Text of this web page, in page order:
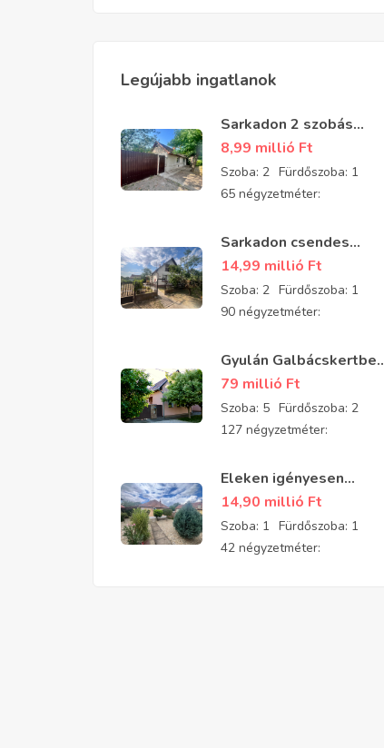
Legújabb ingatlanok
Sarkadon 2 szobás
részben felújított
családi ház eladó
8,99 millió Ft
Szoba: 2 Fürdőszoba: 1
65 négyzetméter:
Sarkadon csendes
aszfaltozott utcában 2
szobás, tégla építésű,
jó állapotú
padlásszobás ház eladó
14,99 millió Ft
Szoba: 2 Fürdőszoba: 1
90 négyzetméter:
Gyulán Galbácskertben
2008-ban épült kiváló
állapotú padlásszobás
ház eladó 5 szobával és
2 fürdővel
79 millió Ft
Szoba: 5 Fürdőszoba: 2
127 négyzetméter:
Eleken igényesen
felújított, parkosított
kis téglaház eladó
14,90 millió Ft
Szoba: 1 Fürdőszoba: 1
42 négyzetméter: